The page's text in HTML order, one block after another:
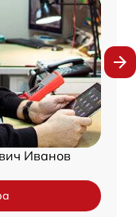
Иванов